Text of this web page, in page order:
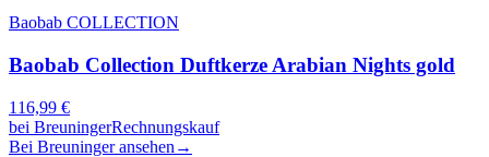
Baobab COLLECTION
Baobab Collection Duftkerze Arabian Nights gold
116,99 €
bei BreuningerRechnungskauf
Bei Breuninger ansehen →